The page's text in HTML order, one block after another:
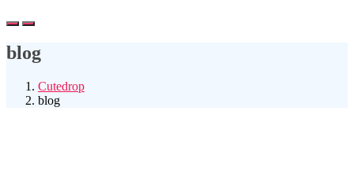
blog
Cutedrop
blog